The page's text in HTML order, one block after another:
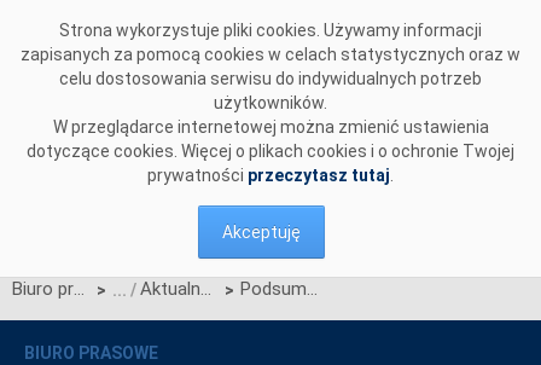
Strona wykorzystuje pliki cookies. Używamy informacji
zapisanych za pomocą cookies w celach statystycznych oraz w
celu dostosowania serwisu do indywidualnych potrzeb
użytkowników.
W przeglądarce internetowej można zmienić ustawienia
dotyczące cookies. Więcej o plikach cookies i o ochronie Twojej
prywatności przeczytasz tutaj
Akceptuję
Biuro prasowe > Aktualności > Podsumowujemy kwartalny okres wnioskowania o zmiany w Zakresie Danych Migracji CSIRE
BIURO PRASOWE